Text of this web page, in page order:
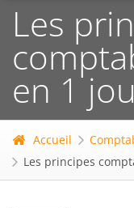
Les
en 1
Accueil
Les principes